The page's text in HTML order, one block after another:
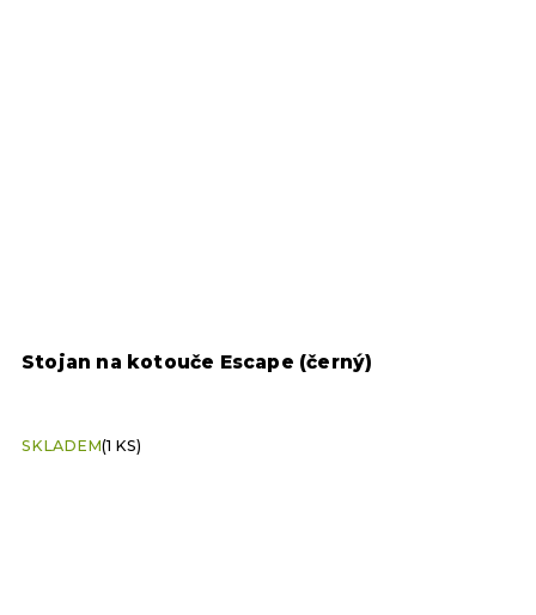
Stojan na kotouče Escape (černý)
SKLADEM(1 KS)